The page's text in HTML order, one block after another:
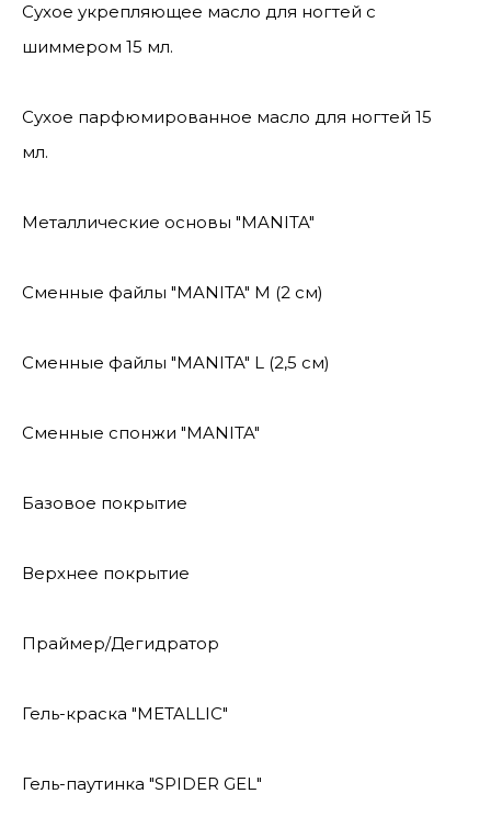
Сухое укрепляющее масло для ногтей с
шиммером 15 мл.
Сухое парфюмированное масло для ногтей 15
мл.
Металлические основы "MANITA"
Сменные файлы "MANITA" М (2 см)
Сменные файлы "MANITA" L (2,5 см)
Сменные спонжи "MANITA"
Базовое покрытие
Верхнее покрытие
Праймер/Дегидратор
Гель-краска "METALLIC"
Гель-паутинка "SPIDER GEL"